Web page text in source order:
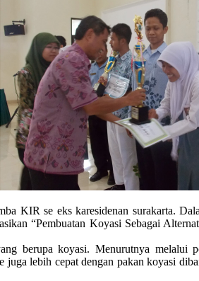
KIR se eks karesidenan surakarta.
“Pembuatan Koyasi Sebagai
berupa koyasi. Menurutnya
lebih cepat dengan pakan koyasi